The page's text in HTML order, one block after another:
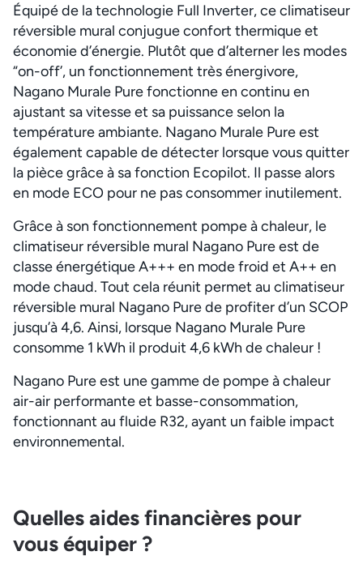
Équipé de la technologie Full Inverter, ce climatiseur
réversible mural conjugue confort thermique et
économie d’énergie. Plutôt que d’alterner les modes
“on-off’, un fonctionnement très énergivore,
Nagano Murale Pure fonctionne en continu en
ajustant sa vitesse et sa puissance selon la
température ambiante. Nagano Murale Pure est
également capable de détecter lorsque vous quitter
la pièce grâce à sa fonction Ecopilot. Il passe alors
en mode ECO pour ne pas consommer inutilement.
Grâce à son fonctionnement pompe à chaleur, le
climatiseur réversible mural Nagano Pure est de
classe énergétique A+++ en mode froid et A++ en
mode chaud. Tout cela réunit permet au climatiseur
réversible mural Nagano Pure de profiter d’un SCOP
jusqu’à 4,6. Ainsi, lorsque Nagano Murale Pure
consomme 1 kWh il produit 4,6 kWh de chaleur !
Nagano Pure est une gamme de pompe à chaleur
air-air performante et basse-consommation,
fonctionnant au fluide R32, ayant un faible impact
environnemental.
Quelles aides financières pour
vous équiper ?